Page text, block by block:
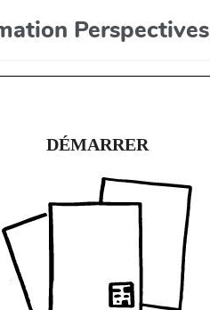
Perspectives
DÉMARRER